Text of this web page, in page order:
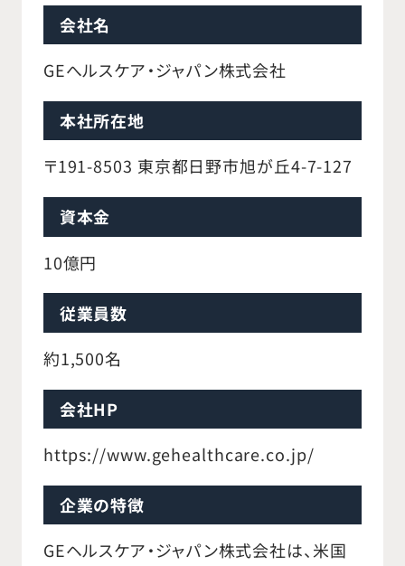
会社名
GEへルスケア・ジャパン株式会社
本社所在地
〒191-8503 東京都日野市旭が丘4-7-127
資本金
10億円
従業員数
約1,500名
会社HP
https://www.gehealthcare.co.jp/
企業の特徴
GEヘルスケア・ジャパン株式会社は、米国